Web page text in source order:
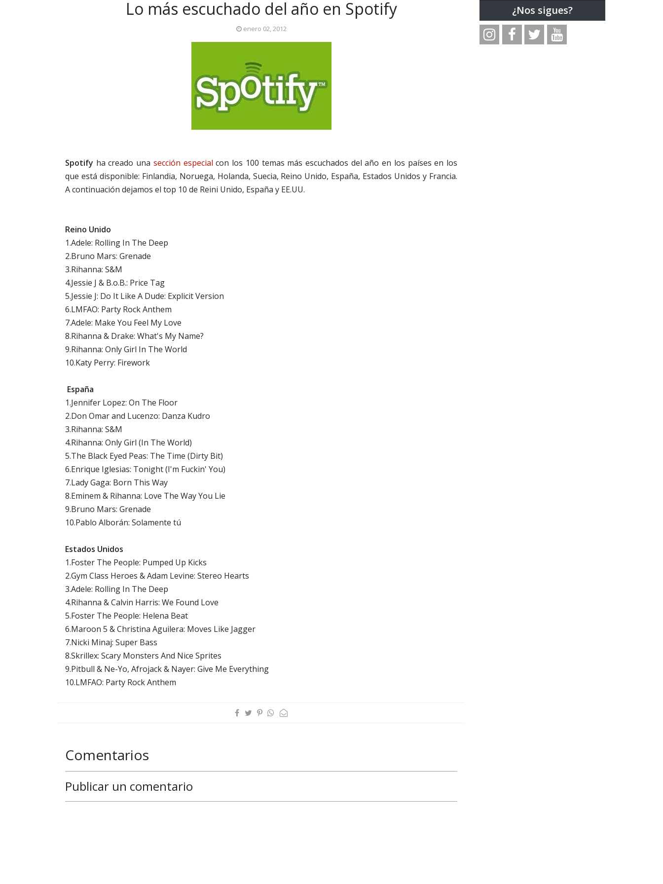
Lo más escuchado del año en Spotify
enero 02, 2012
Spotify ha creado una sección especial con los 100 temas más escuchados del año en los países en los
que está disponible: Finlandia, Noruega, Holanda, Suecia, Reino Unido, España, Estados Unidos y Francia.
A continuación dejamos el top 10 de Reini Unido, España y EE.UU.
Reino Unido
1.Adele: Rolling In The Deep
2.Bruno Mars: Grenade
3.Rihanna: S&M
4.Jessie J & B.o.B.: Price Tag
5.Jessie J: Do It Like A Dude: Explicit Version
6.LMFAO: Party Rock Anthem
7.Adele: Make You Feel My Love
8.Rihanna & Drake: What's My Name?
9.Rihanna: Only Girl In The World
10.Katy Perry: Firework
España
1.Jennifer Lopez: On The Floor
2.Don Omar and Lucenzo: Danza Kudro
3.Rihanna: S&M
4.Rihanna: Only Girl (In The World)
5.The Black Eyed Peas: The Time (Dirty Bit)
6.Enrique Iglesias: Tonight (I'm Fuckin' You)
7.Lady Gaga: Born This Way
8.Eminem & Rihanna: Love The Way You Lie
9.Bruno Mars: Grenade
10.Pablo Alborán: Solamente tú
Estados Unidos
1.Foster The People: Pumped Up Kicks
2.Gym Class Heroes & Adam Levine: Stereo Hearts
3.Adele: Rolling In The Deep
4.Rihanna & Calvin Harris: We Found Love
5.Foster The People: Helena Beat
6.Maroon 5 & Christina Aguilera: Moves Like Jagger
7.Nicki Minaj: Super Bass
8.Skrillex: Scary Monsters And Nice Sprites
9.Pitbull & Ne-Yo, Afrojack & Nayer: Give Me Everything
10.LMFAO: Party Rock Anthem
Comentarios
Publicar un comentario
¿Nos sigues?